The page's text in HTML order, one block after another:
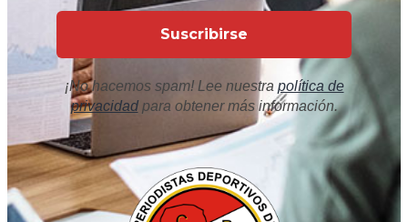
¡No hacemos spam! Lee nuestra política de
privacidadpara obtener más información.